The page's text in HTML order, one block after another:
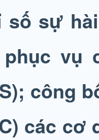
số sự
vụ
công
các cơ